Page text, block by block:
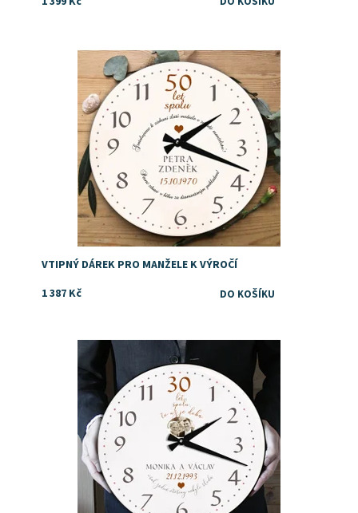
Vtipný dárek ke zlaté svatbě
Dostupnost:
Skladem
Značka:
DejDar
VTIPNÝ DÁREK PRO MANŽELE K VÝROČÍ
1 387 Kč
Tip na dárek rodičům k perlové svatbě
Dostupnost:
Skladem
Značka:
DejDar